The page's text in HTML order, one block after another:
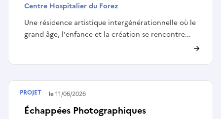
Centre Hospitalier du Forez
Une résidence artistique intergénérationnelle où le
grand âge, l'enfance et la création se rencontre...
Échappées Photographiques
Terminé le11/06/2026
PROJET